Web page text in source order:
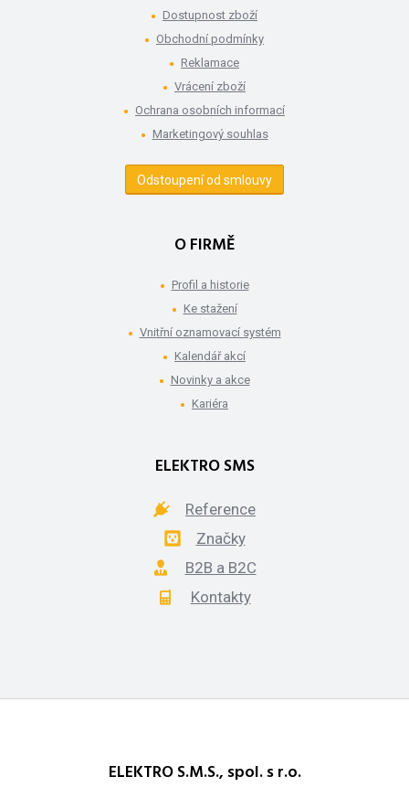
Dostupnost zboží
Obchodní podmínky
Reklamace
Vrácení zboží
Ochrana osobních informací
Marketingový souhlas
Odstoupení od smlouvy
O FIRMĚ
Profil a historie
Ke stažení
Vnitřní oznamovací systém
Kalendář akcí
Novinky a akce
Kariéra
ELEKTRO SMS
Reference
Značky
B2B a B2C
Kontakty
ELEKTRO S.M.S., spol. s r.o.